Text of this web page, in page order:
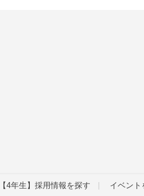
【4年生】採用情報を探す イベント